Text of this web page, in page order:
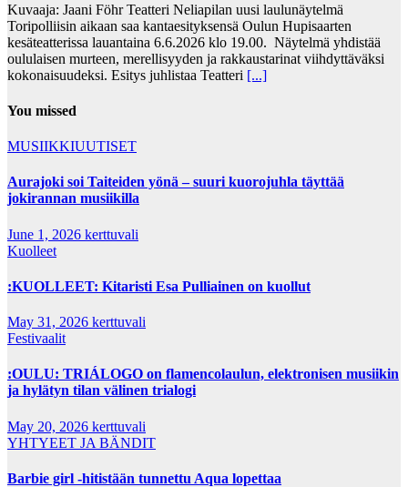
Kuvaaja: Jaani Föhr Teatteri Neliapilan uusi laulunäytelmä
Toripolliisin aikaan saa kantaesityksensä Oulun Hupisaarten
kesäteatterissa lauantaina 6.6.2026 klo 19.00. Näytelmä yhdistää
oululaisen murteen, merellisyyden ja rakkaustarinat viihdyttäväksi
kokonaisuudeksi. Esitys juhlistaa Teatteri [...]
You missed
MUSIIKKIUUTISET
Aurajoki soi Taiteiden yönä – suuri kuorojuhla täyttää
jokirannan musiikilla
June 1, 2026 kerttuvali
Kuolleet
:KUOLLEET: Kitaristi Esa Pulliainen on kuollut
May 31, 2026 kerttuvali
Festivaalit
:OULU: TRIÁLOGO on flamencolaulun, elektronisen musiikin
ja hylätyn tilan välinen trialogi
May 20, 2026 kerttuvali
YHTYEET JA BÄNDIT
Barbie girl -hitistään tunnettu Aqua lopettaa